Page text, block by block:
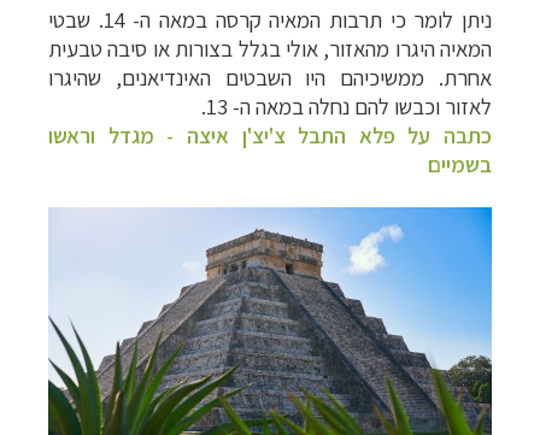
ניתן לומר כי תרבות המאיה קרסה במאה ה- 14. שבטי
המאיה היגרו מהאזור, אולי בגלל בצורות או סיבה טבעית
אחרת. ממשיכיהם היו השבטים האינדיאנים, שהיגרו
לאזור וכבשו להם נחלה במאה ה- 13.
כתבה על פלא התבל צ'יצ'ן איצה - מגדל וראשו
בשמיים